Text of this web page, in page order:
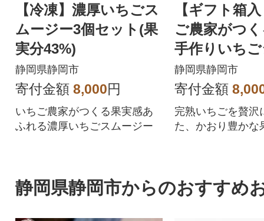
【冷凍】濃厚いちごス
ムージー3個セット(果
実分43%)
静岡県静岡市
寄付金額 8,000円
いちご農家がつくる果実感あ
ふれる濃厚いちごスムージー
【ギフト箱
ご農家がつ
手作りいち
本(果実分
静岡県静岡市
寄付金額
完熟いちごを贅沢
た、かおり豊かな
静岡県静岡市からのおすすめ